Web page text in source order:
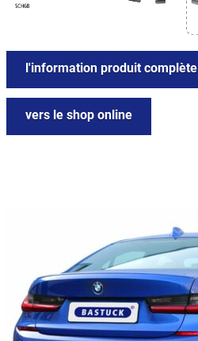
l'information produit complète
vers le shop online